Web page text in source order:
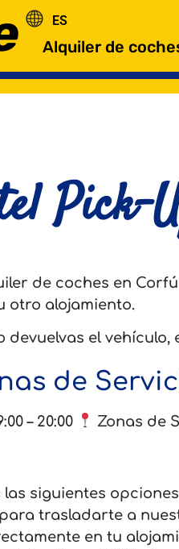
ES
RO
Alquiler de
Pick-
de coches en
otro alojamiento.
devuelvas el
de
– 20:00 Zonas de
siguientes
trasladarte a
en tu